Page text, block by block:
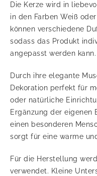
Die Kerze wird in
in den Farben Weiß
können verschiedene
sodass das Produkt
angepasst werden kann.
Durch ihre elegante
Dekoration perfekt für
oder natürliche
Ergänzung der eigenen
einen besonderen
sorgt für eine warme
Für die Herstellung
verwendet. Kleine